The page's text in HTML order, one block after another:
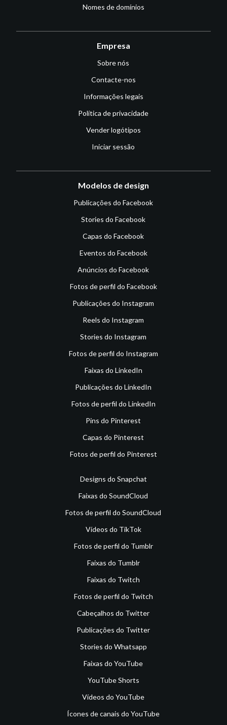
Nomes de domínios
Empresa
Sobre nós
Contacte-nos
Informações legais
Política de privacidade
Vender logótipos
Iniciar sessão
Modelos de design
Publicações do Facebook
Stories do Facebook
Capas do Facebook
Eventos do Facebook
Anúncios do Facebook
Fotos de perfil do Facebook
Publicações do Instagram
Reels do Instagram
Stories do Instagram
Fotos de perfil do Instagram
Faixas do LinkedIn
Publicações do LinkedIn
Fotos de perfil do LinkedIn
Pins do Pinterest
Capas do Pinterest
Fotos de perfil do Pinterest
Designs do Snapchat
Faixas do SoundCloud
Fotos de perfil do SoundCloud
Vídeos do TikTok
Fotos de perfil do Tumblr
Faixas do Tumblr
Faixas do Twitch
Fotos de perfil do Twitch
Cabeçalhos do Twitter
Publicações do Twitter
Stories do Whatsapp
Faixas do YouTube
YouTube Shorts
Vídeos do YouTube
Ícones de canais do YouTube